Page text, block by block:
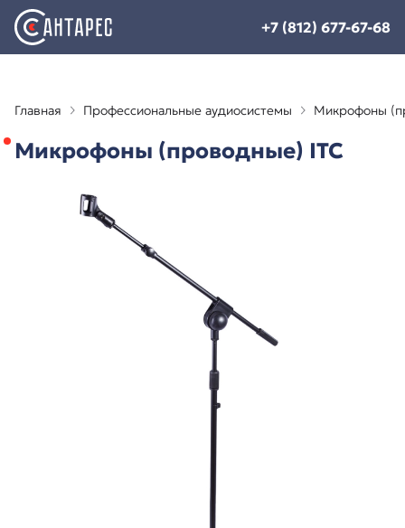
+7 (812) 677-67-68
Главная Профессиональные аудиосистемы Микрофоны
Микрофоны (проводные) ITC